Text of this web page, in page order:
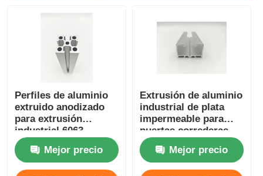
Perfiles de aluminio
extruido anodizado
para extrusión
industrial 6063
Mejor precio
Extrusión de aluminio
industrial de plata
impermeable para
puertas correderas
contemporáneas
Mejor precio